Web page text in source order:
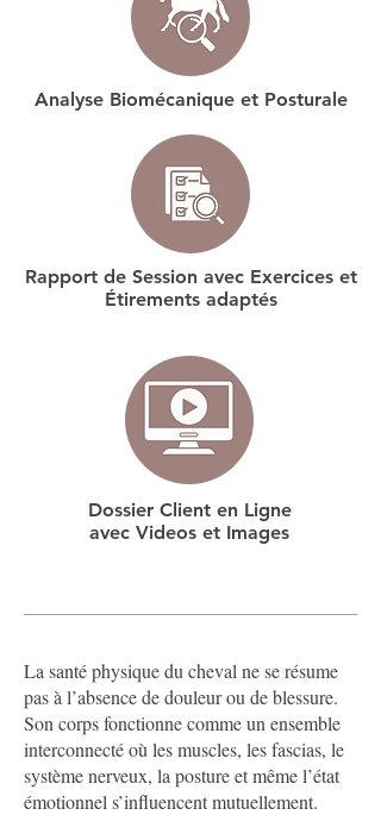
Analyse Biomécanique et Posturale
Rapport de Session avec Exercices et
Étirements adaptés
Dossier Client en Ligne
avec Videos et Images
La santé physique du cheval ne se résume
pas à l’absence de douleur ou de blessure.
Son corps fonctionne comme un ensemble
interconnecté où les muscles, les fascias, le
système nerveux, la posture et même l’état
émotionnel s’influencent mutuellement.